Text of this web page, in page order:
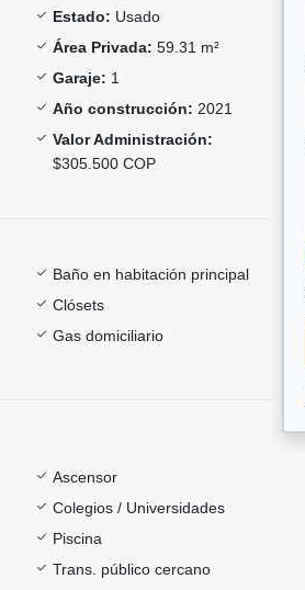
Estado: Usado
Área Privada: 59.31 m²
Garaje: 1
Año construcción: 2021
Valor Administración:
$305.500 COP
Baño en habitación principal
Clósets
Gas domiciliario
Ascensor
Colegios / Universidades
Piscina
Trans. público cercano